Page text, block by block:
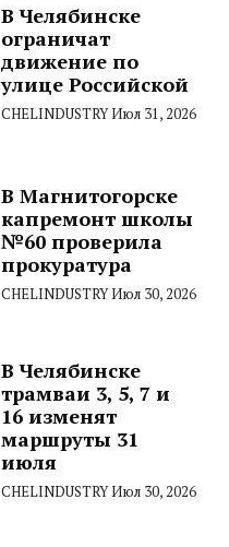
В Челябинске
ограничат
движение по
улице Российской
CHELINDUSTRYИюл 31, 2026
В Магнитогорске
капремонт школы
№60 проверила
прокуратура
CHELINDUSTRYИюл 30, 2026
В Челябинске
трамваи 3, 5, 7 и
16 изменят
маршруты 31
июля
CHELINDUSTRYИюл 30, 2026